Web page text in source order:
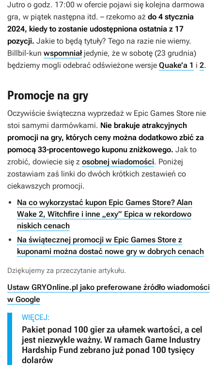
Jutro o godz. 17:00 w ofercie pojawi się kolejna darmowa
gra, w piątek następna itd. – rzekomo aż do 4 stycznia
2024, kiedy to zostanie udostępniona ostatnia z 17
pozycji. Jakie to będą tytuły? Tego na razie nie wiemy.
Billbil-kun wspomniałjedynie, że w sobotę (23 grudnia)
będziemy mogli odebrać odświeżone wersje Quake’a 1 i 2.
Promocje na gry
Oczywiście świąteczna wyprzedaż w Epic Games Store nie
stoi samymi darmówkami. Nie brakuje atrakcyjnych
promocji na gry, których ceny można dodatkowo zbić za
pomocą 33-procentowego kuponu zniżkowego. Jak to
zrobić, dowiecie się z osobnej wiadomości. Poniżej
zostawiam zaś linki do dwóch krótkich zestawień co
ciekawszych promocji.
Na co wykorzystać kupon Epic Games Store? Alan
Wake 2, Witchfire i inne „exy” Epica w rekordowo
niskich cenach
Na świątecznej promocji w Epic Games Store z
kuponami można dostać nowe gry w dobrych cenach
Dziękujemy za przeczytanie artykułu.
Ustaw GRYOnline.pl jako preferowane źródło wiadomości
w Google
WIĘCEJ:
Pakiet ponad 100 gier za ułamek wartości, a cel
jest niezwykle ważny. W ramach Game Industry
Hardship Fund zebrano już ponad 100 tysięcy
dolarów